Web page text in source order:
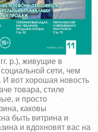
р.), живущие в
сети, чем
И вот хорошая новость
товара, стиле
и просто
каковы
быть витрина и
и вдохновят вас на